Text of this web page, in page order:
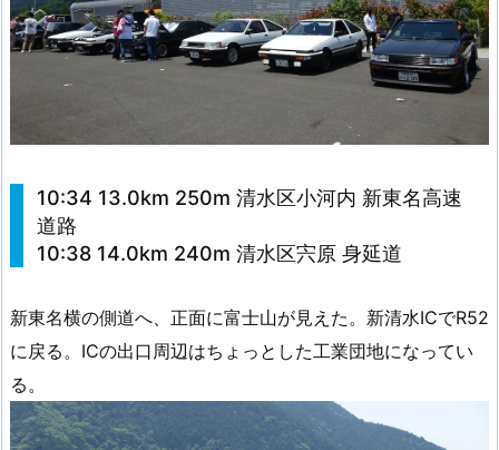
10:34 13.0km 250m 清水区小河内 新東名高速
道路
10:38 14.0km 240m 清水区宍原 身延道
新東名横の側道へ、正面に富士山が見えた。新清水ICでR52
に戻る。ICの出口周辺はちょっとした工業団地になってい
る。